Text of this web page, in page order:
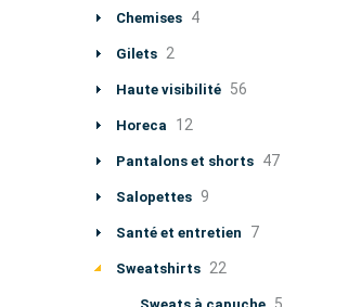
Chemises 4
Gilets 2
Haute visibilité 56
Horeca 12
Pantalons et shorts 47
Salopettes 9
Santé et entretien 7
Sweatshirts 22